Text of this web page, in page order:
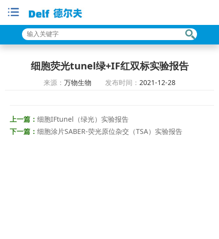
细胞荧光tunel绿+IF红双标实验报告
来源： 万物生物 发布时间： 2021-12-28
上一篇： 细胞IFtunel（绿光）实验报告
下一篇： 细胞涂片SABER-荧光原位杂交（TSA）实验报告